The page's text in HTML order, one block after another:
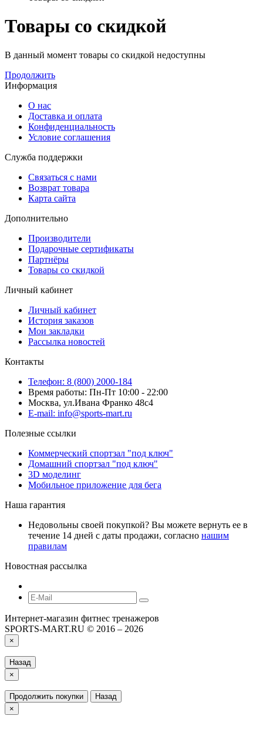
Товары со скидкой
В данный момент товары со скидкой недоступны
Продолжить
Информация
О нас
Доставка и оплата
Конфиденциальность
Условие соглашения
Служба поддержки
Связаться с нами
Возврат товара
Карта сайта
Дополнительно
Производители
Подарочные сертификаты
Партнёры
Товары со скидкой
Личный кабинет
Личный кабинет
История заказов
Мои закладки
Рассылка новостей
Контакты
Телефон: 8 (800) 2000-184
Время работы: Пн-Пт 10:00 - 22:00
Москва, ул.Ивана Франко 48с4
E-mail: info@sports-mart.ru
Полезные ссылки
Коммерческий спортзал "под ключ"
Домашний спортзал "под ключ"
3D моделинг
Мобильное приложение для бега
Наша гарантия
Недовольны своей покупкой? Вы можете вернуть ее в
течение 14 дней с даты продажи, согласно нашим
правилам
Новостная рассылка
Интернет-магазин фитнес тренажеров
SPORTS-MART.RU © 2016 – 2026
×
Назад
×
Продолжить покупки
Назад
×